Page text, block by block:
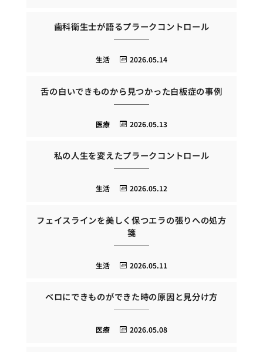
歯科衛生士が語るプラークコントロール
2026.05.14
生活
舌の白いできものから見つかった白板症の事例
2026.05.13
医療
私の人生を変えたプラークコントロール
2026.05.12
生活
フェイスラインを美しく保つエラの張りへの処方
箋
2026.05.11
生活
ベロにできものができた時の原因と見分け方
2026.05.08
医療